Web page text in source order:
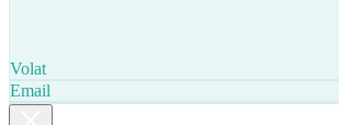
Volat
Email